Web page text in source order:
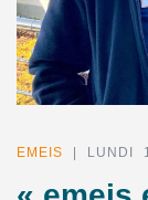
EMEIS | LUNDI